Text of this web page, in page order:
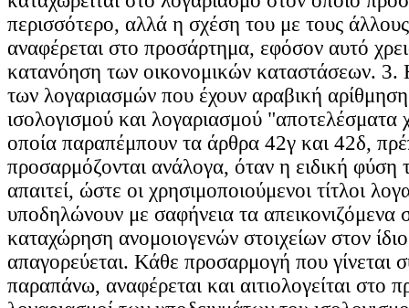
περισσότερο, αλλά η σχέση του με τους
αναφέρεται στο προσάρτημα, εφόσον αυτό
κατανόηση των οικονομικών καταστάσεων. 3.
των λογαριασμών που έχουν αραβική
ισολογισμού και λογαριασμού "αποτελέσματα
οποία παραπέμπουν τα άρθρα 42γ και 42δ,
προσαρμόζονται ανάλογα, όταν η ειδική φύση
απαιτεί, ώστε οι χρησιμοποιούμενοι τίτλοι
υποδηλώνουν με σαφήνεια τα απεικονιζόμενα
καταχώρηση ανομοιογενών στοιχείων στον
απαγορεύεται. Κάθε προσαρμογή που γίνεται
παραπάνω, αναφέρεται και αιτιολογείται στο